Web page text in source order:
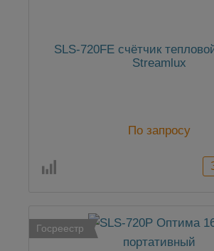
SLS-720FE cчётчик
Streamlux
По запросу
Госреестр